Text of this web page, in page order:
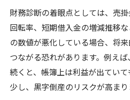
現金不足を防ぐための資金
資金繰りで実践する現
法
財務診断を活かした資
ント
現金不足の原因と資金
財務診断の着眼点としては、売
回転率、短期借入金の増減推移
の数値が悪化している場合、将
つながる恐れがあります。例え
続くと、帳簿上は利益が出てい
少し、黒字倒産のリスクが高まり